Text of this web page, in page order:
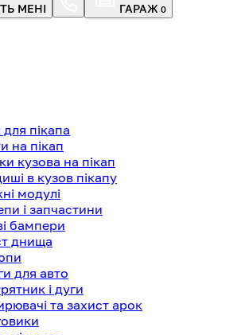
МЕНІ ГАРАЖ 0
пікапа
на пікап
кузова на пікап
в кузов пікапу
модулі
і запчастини
бампери
днища
для авто
і дуги
та захист арок